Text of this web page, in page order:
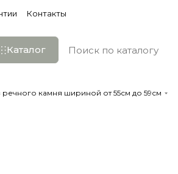
Контакты
Каталог
речного камня шириной от 55см до 59см